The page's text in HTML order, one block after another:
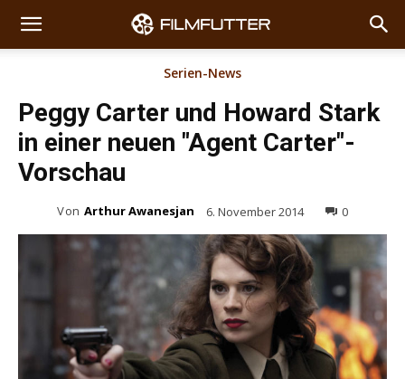
Serien-News
Peggy Carter und Howard Stark
in einer neuen "Agent Carter"-
Vorschau
Von Arthur Awanesjan 6. November 2014 0